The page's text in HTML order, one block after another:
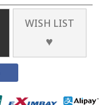
WISH LIST
♥